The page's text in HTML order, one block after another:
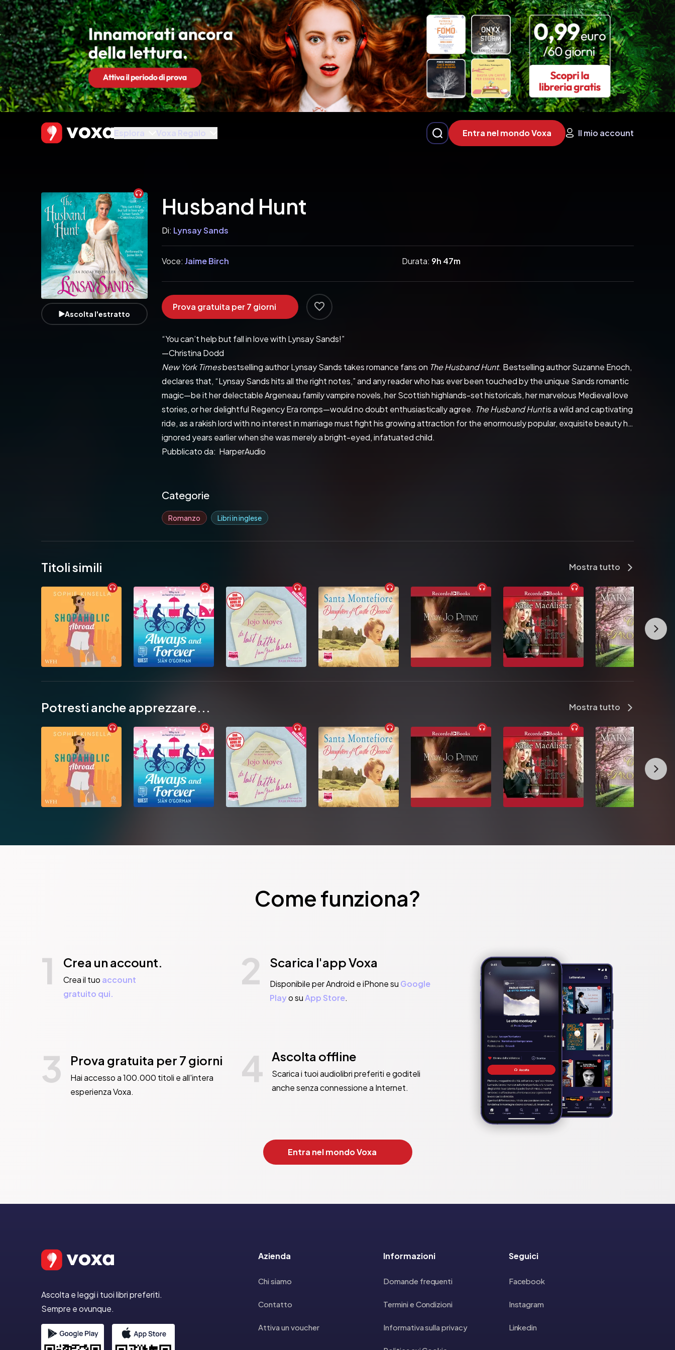
Esplora Voxa Regalo Entra nel mondo Voxa Il mio account
Audiobook
Ascolta l'estratto
Husband Hunt
Di: Lynsay Sands
Voce: Jaime Birch Durata: 9h 47m
Prova gratuita per 7 giorni
“You can’t help but fall in love with Lynsay Sands!”
—Christina Dodd
New York Times bestselling author Lynsay Sands takes romance fans on The Husband Hunt. Bestselling author Suzanne Enoch,
declares that, “Lynsay Sands hits all the right notes,” and any reader who has ever been touched by the unique Sands romantic
magic—be it her delectable Argeneau family vampire novels, her Scottish highlands-set historicals, her marvelous Medieval love
stories, or her delightful Regency Era romps—would no doubt enthusiastically agree. The Husband Hunt is a wild and captivating
ride, as a rakish lord with no interest in marriage must fight his growing attraction for the enormously popular, exquisite beauty he
ignored years earlier when she was merely a bright-eyed, infatuated child.
Pubblicato da:  HarperAudio
Categorie
Romanzo Libri in inglese
Titoli simili Mostra tutto
Potresti anche apprezzare... Mostra tutto
Come funziona?
1 Crea un account.
Crea il tuo account
gratuito qui.
2 Scarica l'app Voxa
Disponibile per Android e iPhone su Google
Playo suApp Store.
3 Prova gratuita per 7 giorni
Hai accesso a 100.000 titoli e all'intera
esperienza Voxa.
4 Ascolta offline
Scarica i tuoi audiolibri preferiti e goditeli
anche senza connessione a Internet.
Entra nel mondo Voxa
Ascolta e leggi i tuoi libri preferiti.
Sempre e ovunque.
Azienda
Chi siamo
Contatto
Attiva un voucher
Informazioni
Domande frequenti
Termini e Condizioni
Informativa sulla privacy
Seguici
Facebook
Instagram
Linkedin